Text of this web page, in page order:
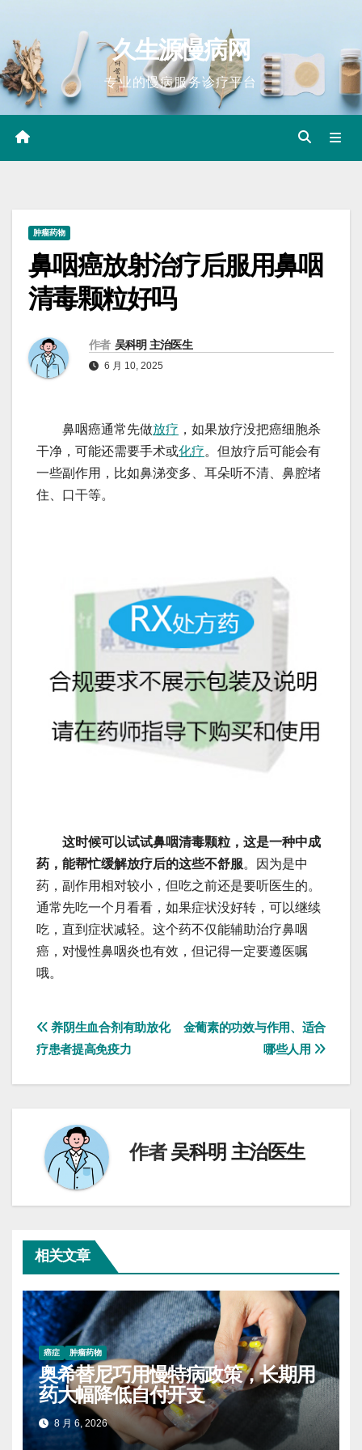
content
久生源慢病网
专业的慢病服务诊疗平台
肿瘤药物
鼻咽癌放射治疗后服用鼻咽
清毒颗粒好吗
作者 吴科明 主治医生
6 月 10, 2025
鼻咽癌通常先做放疗 ，如果放疗没把癌细胞杀
干净，可能还需要手术或化疗。但放疗后可能会有
一些副作用，比如鼻涕变多、耳朵听不清、鼻腔堵
住、口干等。
这时候可以试试鼻咽清毒颗粒，这是一种中成
药，能帮忙缓解放疗后的这些不舒服。因为是中
药，副作用相对较小，但吃之前还是要听医生的。
通常先吃一个月看看，如果症状没好转，可以继续
吃，直到症状减轻。这个药不仅能辅助治疗鼻咽
癌，对慢性鼻咽炎也有效，但记得一定要遵医嘱
哦。
文
章
航
金葡素的功效与作用、适合
哪些人用
养阴生血合剂有助放化
疗患者提高免疫力
作者吴科明 主治医生
相关文章
癌症 肿瘤药物
奥希替尼巧用慢特病政策，长期用
药大幅降低自付开支
8 月 6, 2026